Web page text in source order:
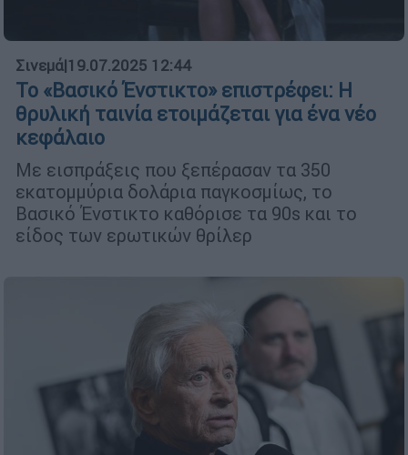
Σινεμά|19.07.2025 12:44
Το «Βασικό Ένστικτο» επιστρέφει: Η
θρυλική ταινία ετοιμάζεται για ένα νέο
κεφάλαιο
Με εισπράξεις που ξεπέρασαν τα 350
εκατομμύρια δολάρια παγκοσμίως, το
Βασικό Ένστικτο καθόρισε τα 90s και το
είδος των ερωτικών θρίλερ